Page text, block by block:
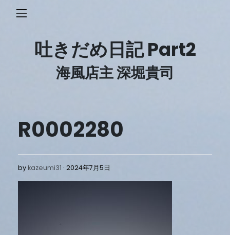
吐きだめ日記 Part2
海風店主 深堀貴司
R0002280
bykazeumi31 2024年7月5日